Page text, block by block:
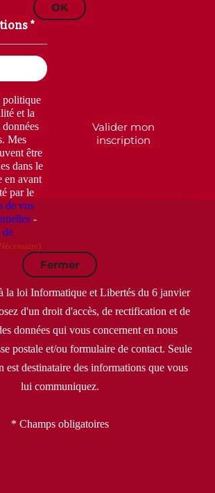
OK
*
politique
et la
Mes
être
dans le
en avant
par le
de vos
-
Valider mon
inscription
Fermer
la loi Informatique et Libertés du 6 janvier
d'un droit d'accès, de rectification et de
données qui vous concernent en nous
postale et/ou formulaire de contact. Seule
est destinataire des informations que vous
lui communiquez.
* Champs obligatoires